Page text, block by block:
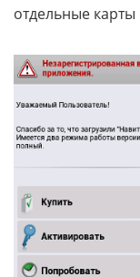
отдельные карты